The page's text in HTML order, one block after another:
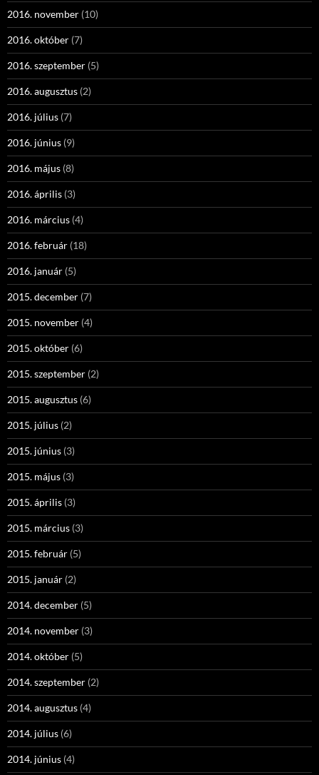
2016. november (10)
2016. október (7)
2016. szeptember (5)
2016. augusztus (2)
2016. július (7)
2016. június (9)
2016. május (8)
2016. április (3)
2016. március (4)
2016. február (18)
2016. január (5)
2015. december (7)
2015. november (4)
2015. október (6)
2015. szeptember (2)
2015. augusztus (6)
2015. július (2)
2015. június (3)
2015. május (3)
2015. április (3)
2015. március (3)
2015. február (5)
2015. január (2)
2014. december (5)
2014. november (3)
2014. október (5)
2014. szeptember (2)
2014. augusztus (4)
2014. július (6)
2014. június (4)